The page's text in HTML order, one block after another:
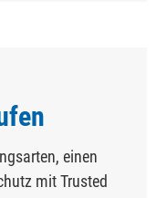
einen
mit Trusted